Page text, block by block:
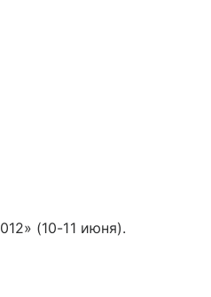
(10-11 июня).